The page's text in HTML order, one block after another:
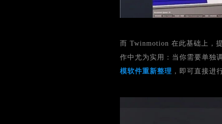
而 Twinmotion 在此基础上，
作中尤为实用：当你需要单独
模软件重新整理 ，即可直接进